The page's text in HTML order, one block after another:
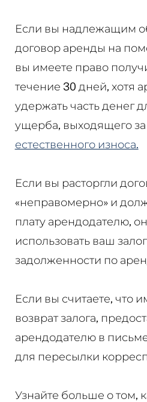
Если вы надлежащим
договор аренды на
вы имеете право
течение 30 дней, хотя
удержать часть денег
ущерба, выходящего
естественного износа.
Если вы расторгли
«неправомерно» и
плату арендодателю,
использовать ваш
задолженности по
Если вы считаете, что
возврат залога,
арендодателю в
для пересылки
Узнайте больше о том,